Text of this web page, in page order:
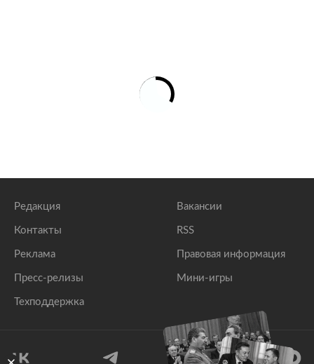
Редакция
Контакты
Реклама
Пресс-релизы
Техподдержка
Вакансии
RSS
Правовая информация
Мини-игры